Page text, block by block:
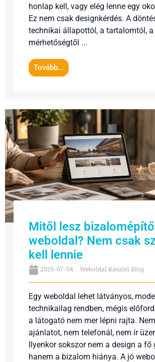
honlap kell, vagy elég lenne egy
Ez nem csak designkérdés. A
technikai állapottól, a tartalomtól, a
mérhetőségtől ...
Tovább...
Mitől lesz
weboldal? Nem csak
kell lennie
2026-07-04 Weboldal Készítő Blog
Egy weboldal lehet látványos,
technikailag rendben, mégis
a látogató nem mer lépni rajta.
ajánlatot, nem telefonál, nem ír
Ilyenkor sokszor nem a design a fő
hanem a bizalom hiánya. A jó